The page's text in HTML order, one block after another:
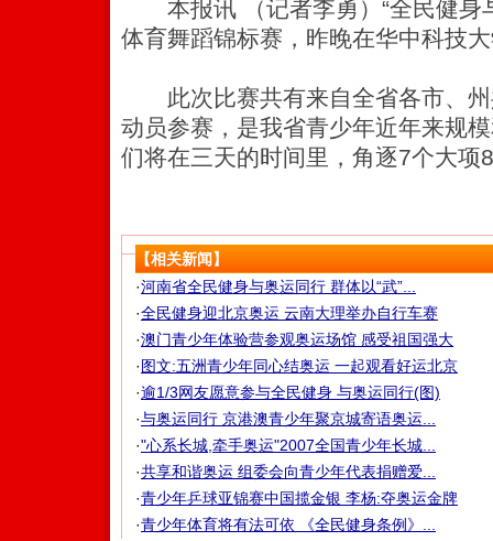
本报讯 （记者李勇）“全民健身
体育舞蹈锦标赛，昨晚在华中科技
此次比赛共有来自全省各市、州
动员参赛，是我省青少年近年来规
们将在三天的时间里，角逐7个大项
【相关新闻】
·河南省全民健身与奥运同行 群体以“武”...
·全民健身迎北京奥运 云南大理举办自行车赛
·澳门青少年体验营参观奥运场馆 感受祖国强大
·图文:五洲青少年同心结奥运 一起观看好运北京
·逾1/3网友愿意参与全民健身 与奥运同行(图)
·与奥运同行 京港澳青少年聚京城寄语奥运...
·"心系长城,牵手奥运"2007全国青少年长城...
·共享和谐奥运 组委会向青少年代表捐赠爱...
·青少年乒球亚锦赛中国揽金银 李杨:夺奥运金牌
·青少年体育将有法可依 《全民健身条例》...